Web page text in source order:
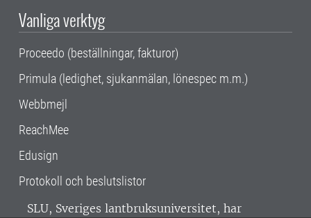
Vanliga verktyg
Proceedo (beställningar, fakturor)
Primula (ledighet, sjukanmälan, lönespec m.m.)
Webbmejl
ReachMee
Edusign
Protokoll och beslutslistor
SLU, Sveriges lantbruksuniversitet, har